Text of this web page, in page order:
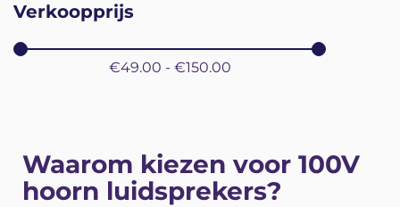
Verkoopprijs
€49.00 - €150.00
Waarom kiezen voor 100V
hoorn luidsprekers?